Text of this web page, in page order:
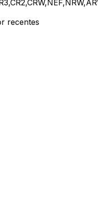
recentes